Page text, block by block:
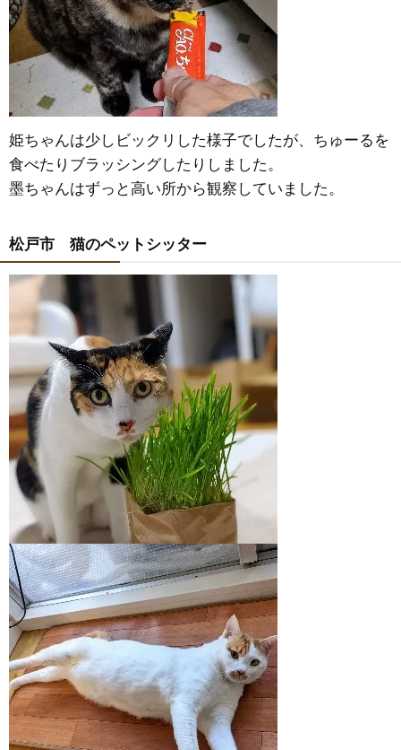
姫ちゃんは少しビックリした様子でしたが、ちゅーるを
食べたりブラッシングしたりしました。
墨ちゃんはずっと高い所から観察していました。
松戸市 猫のペットシッター